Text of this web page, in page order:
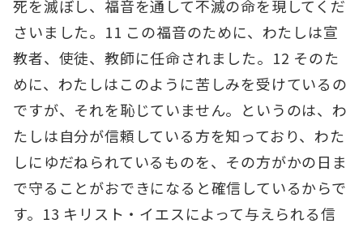
死を滅ぼし、福音を通して不滅の命を現してくだ
さいました。11 この福音のために、わたしは宣
教者、使徒、教師に任命されました。12 そのた
めに、わたしはこのように苦しみを受けているの
ですが、それを恥じていません。というのは、わ
たしは自分が信頼している方を知っており、わた
しにゆだねられているものを、その方がかの日ま
で守ることがおできになると確信しているからで
す。13 キリスト・イエスによって与えられる信